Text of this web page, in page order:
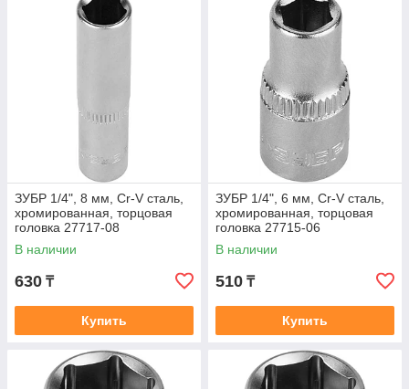
ЗУБР 1/4", 8 мм, Cr-V сталь,
хромированная, торцовая
головка 27717-08
В наличии
630 ₸
Купить
ЗУБР 1/4", 6 мм, Cr-V сталь,
хромированная, торцовая
головка 27715-06
В наличии
510 ₸
Купить